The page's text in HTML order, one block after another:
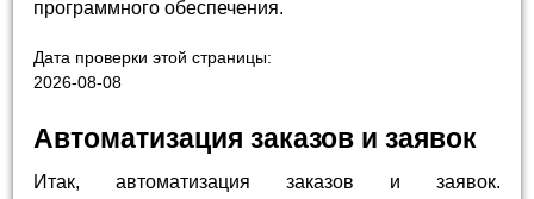
программного обеспечения.
Дата проверки этой страницы:
2026-08-08
Автоматизация заказов и заявок
Итак, автоматизация заказов и заявок.